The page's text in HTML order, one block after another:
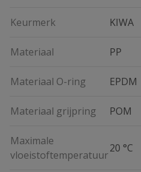
Keurmerk KIWA
Materiaal PP
Materiaal O-ring EPDM
Materiaal grijpring POM
Maximale
vloeistoftemperatuur
20 °C